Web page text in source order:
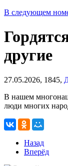
В следующем
другие
27.05.2026, 1845,
В нашем
люди многих
Назад
Вперёд